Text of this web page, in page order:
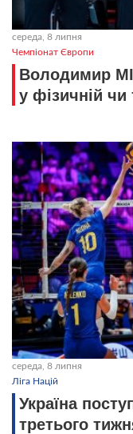
середа, 8 липня
Чемпіонат Європи
Володимир
у фізичній чи
середа, 8 липня
Ліга Націй
Україна
третього